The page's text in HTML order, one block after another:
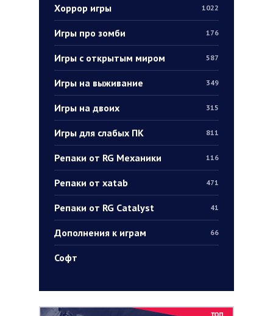
Хоррор игры 1022
Игры про зомби 176
Игры с открытым миром 587
Игры на выживание 349
Игры на двоих 315
Игры для слабых ПК 811
Репаки от RG Механики 116
Репаки от xatab 471
Репаки от RG Catalyst 41
Дополнения к играм 66
Софт